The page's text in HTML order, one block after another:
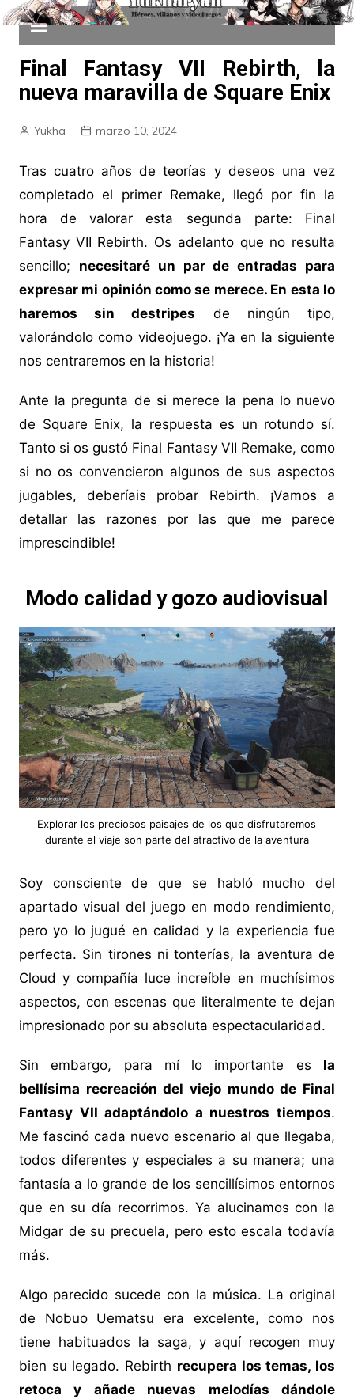
Final Fantasy VII Rebirth, la
nueva maravilla de Square Enix
Yukha marzo 10, 2024
Tras cuatro años de teorías y deseos una vez
completado el primer Remake, llegó por fin la
hora de valorar esta segunda parte: Final
Fantasy VII Rebirth. Os adelanto que no resulta
sencillo; necesitaré un par de entradas para
expresar mi opinión como se merece. En esta lo
haremos sin destripes de ningún tipo,
valorándolo como videojuego. ¡Ya en la siguiente
nos centraremos en la historia!
Ante la pregunta de si merece la pena lo nuevo
de Square Enix, la respuesta es un rotundo sí.
Tanto si os gustó Final Fantasy VII Remake, como
si no os convencieron algunos de sus aspectos
jugables, deberíais probar Rebirth. ¡Vamos a
detallar las razones por las que me parece
imprescindible!
Modo calidad y gozo audiovisual
Explorar los preciosos paisajes de los que disfrutaremos
durante el viaje son parte del atractivo de la aventura
Soy consciente de que se habló mucho del
apartado visual del juego en modo rendimiento,
pero yo lo jugué en calidad y la experiencia fue
perfecta. Sin tirones ni tonterías, la aventura de
Cloud y compañía luce increíble en muchísimos
aspectos, con escenas que literalmente te dejan
impresionado por su absoluta espectacularidad.
Sin embargo, para mí lo importante es la
bellísima recreación del viejo mundo de Final
Fantasy VII adaptándolo a nuestros tiempos.
Me fascinó cada nuevo escenario al que llegaba,
todos diferentes y especiales a su manera; una
fantasía a lo grande de los sencillísimos entornos
que en su día recorrimos. Ya alucinamos con la
Midgar de su precuela, pero esto escala todavía
más.
Algo parecido sucede con la música. La original
de Nobuo Uematsu era excelente, como nos
tiene habituados la saga, y aquí recogen muy
bien su legado. Rebirth recupera los temas, los
retoca y añade nuevas melodías dándole